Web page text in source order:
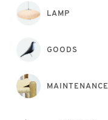
LAMP
GOODS
MAINTENANCE